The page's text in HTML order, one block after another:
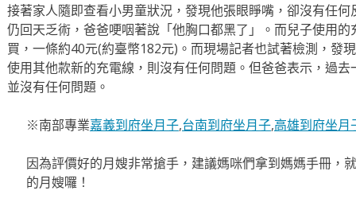
接著家人隨即查看小男童狀況，發現他張眼睜嘴，卻沒有任
仍回天乏術，爸爸哽咽著說「他胸口都黑了」。而兒子使用
買，一條約40元(約臺幣182元)。而現場記者也試著檢測，發
使用其他款新的充電線，則沒有任何問題。但爸爸表示，過
並沒有任何問題。
※南部專業嘉義到府坐月子,台南到府坐月子,高雄到府坐月
因為評價好的月嫂非常搶手，建議媽咪們拿到媽媽手冊，
的月嫂囉！